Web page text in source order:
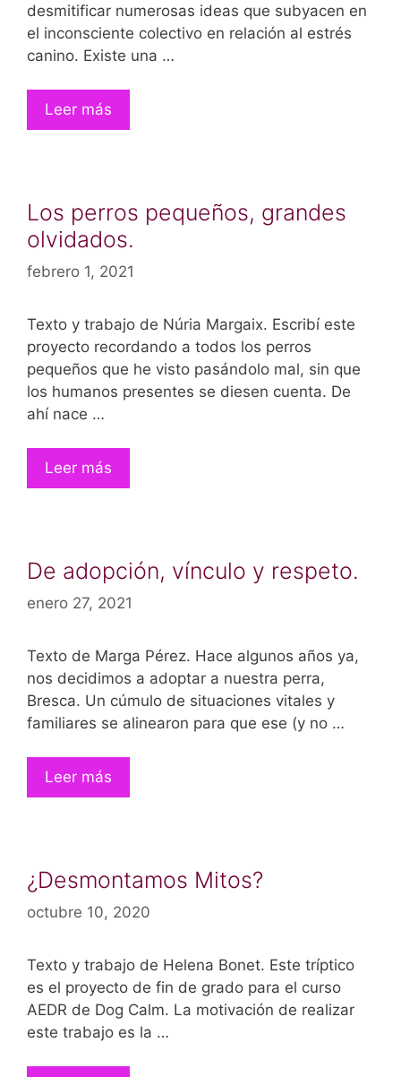
desmitificar numerosas ideas que subyacen en
el inconsciente colectivo en relación al estrés
canino. Existe una …
Leer más
Los perros pequeños, grandes
olvidados.
febrero 1, 2021
Texto y trabajo de Núria Margaix. Escribí este
proyecto recordando a todos los perros
pequeños que he visto pasándolo mal, sin que
los humanos presentes se diesen cuenta. De
ahí nace …
Leer más
De adopción, vínculo y respeto.
enero 27, 2021
Texto de Marga Pérez. Hace algunos años ya,
nos decidimos a adoptar a nuestra perra,
Bresca. Un cúmulo de situaciones vitales y
familiares se alinearon para que ese (y no …
Leer más
¿Desmontamos Mitos?
octubre 10, 2020
Texto y trabajo de Helena Bonet. Este tríptico
es el proyecto de fin de grado para el curso
AEDR de Dog Calm. La motivación de realizar
este trabajo es la …